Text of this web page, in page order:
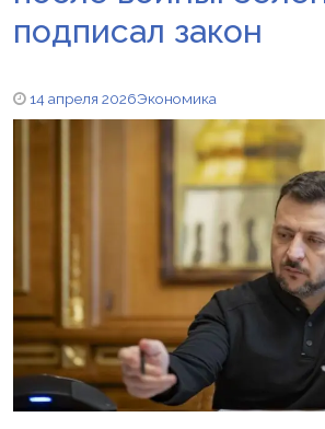
подписал закон
14 апреля 2026Экономика